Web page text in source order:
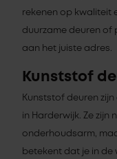
rekenen op kwaliteit
duurzame deuren of
aan het juiste adres.
Kunststof
Kunststof deuren
in Harderwijk. Ze zijn
onderhoudsarm,
betekent dat je in de